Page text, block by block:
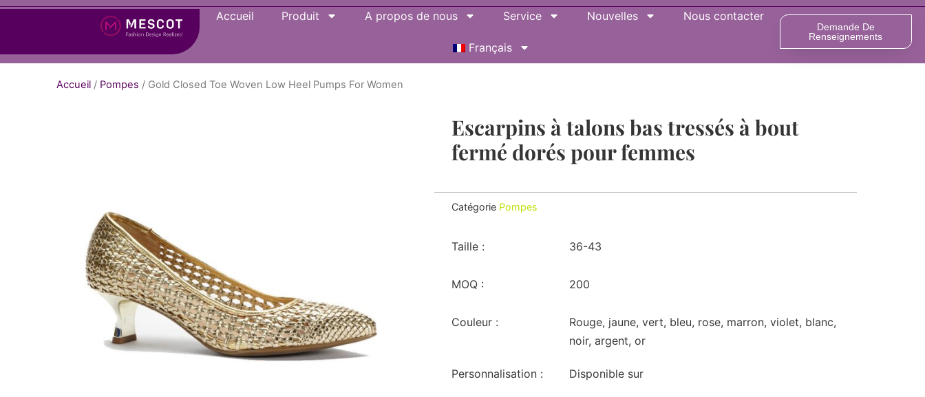
Accueil Produit A propos de nous Service Nouvelles Nous contacter
Français
Demande De
Renseignements
Accueil / Pompes / Gold Closed Toe Woven Low Heel Pumps For Women
Escarpins à talons bas tressés à bout
fermé dorés pour femmes
Catégorie Pompes
Taille : 36-43
MOQ : 200
Couleur :
Rouge, jaune, vert, bleu, rose, marron, violet, blanc,
noir, argent, or
Personnalisation : Disponible sur